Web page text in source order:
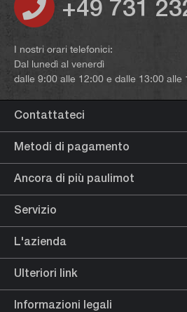
+49 731
I nostri orari telefonici:
Dal lunedì al venerdì
dalle 9:00 alle 12:00 e dalle 13:00 alle
Contattateci
Metodi di pagamento
Ancora di più paulimot
Servizio
L'azienda
Ulteriori link
Informazioni legali